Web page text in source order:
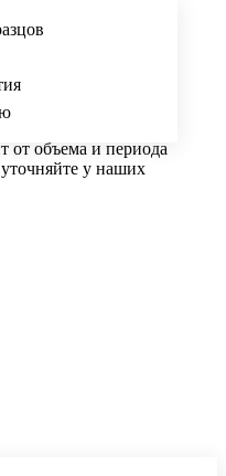
от объема и периода
у наших